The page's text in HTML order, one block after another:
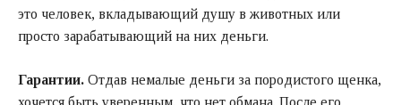
это человек, вкладывающий душу в животных или
просто зарабатывающий на них деньги.
Гарантии. Отдав немалые деньги за породистого щенка,
хочется быть уверенным, что нет обмана. После его